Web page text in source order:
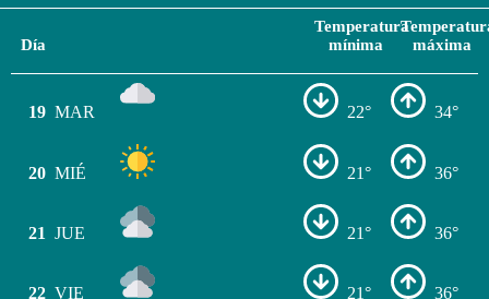
Día
Temperatura
mínima
máxima
19 MAR 22° 34°
20 MIÉ 21° 36°
21 JUE 21° 36°
22 VIE 21° 36°